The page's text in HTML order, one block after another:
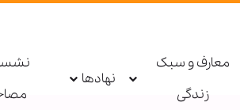
معارف و سبک
زندگی
نهادها